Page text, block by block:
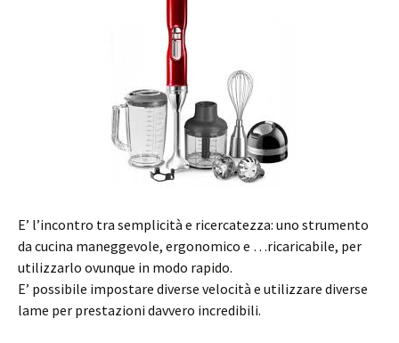
E’ l’incontro tra semplicità e ricercatezza: uno strumento
da cucina maneggevole, ergonomico e …ricaricabile, per
utilizzarlo ovunque in modo rapido.
E’ possibile impostare diverse velocità e utilizzare diverse
lame per prestazioni davvero incredibili.